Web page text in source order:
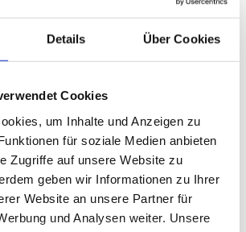
Details Über Cookies
Cookies
um Inhalte und Anzeigen zu
für soziale Medien anbieten
Zugriffe auf unsere Website zu
geben wir Informationen zu Ihrer
Website an unsere Partner für
und Analysen weiter. Unsere
Therapie für verzweifelte
allem aber ist es die verspielt-
wenigstens dort Klarheit zu
wenigsten Sinn macht!
Kunstmuseum Stuttgart gGmbH